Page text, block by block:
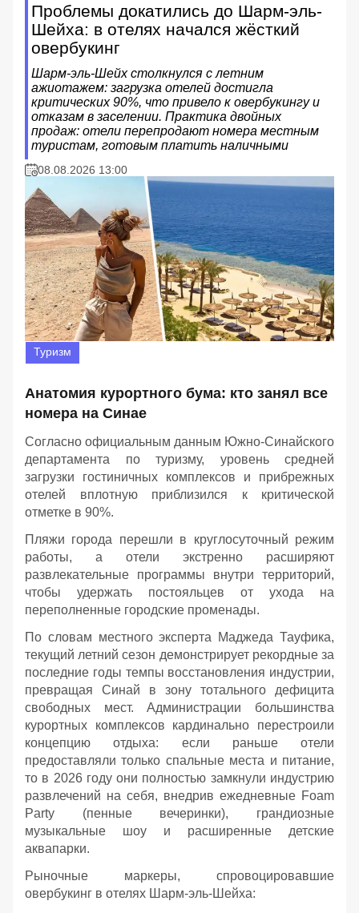
Проблемы докатились до Шарм-эль-
Шейха: в отелях начался жёсткий
овербукинг
Шарм-эль-Шейх столкнулся с летним
ажиотажем: загрузка отелей достигла
критических 90%, что привело к овербукингу и
отказам в заселении. Практика двойных
продаж: отели перепродают номера местным
туристам, готовым платить наличными
08.08.2026 13:00
Туризм
Анатомия курортного бума: кто занял все
номера на Синае
Согласно официальным данным Южно-Синайского
департамента по туризму, уровень средней
загрузки гостиничных комплексов и прибрежных
отелей вплотную приблизился к критической
отметке в 90%.
Пляжи города перешли в круглосуточный режим
работы, а отели экстренно расширяют
развлекательные программы внутри территорий,
чтобы удержать постояльцев от ухода на
переполненные городские променады.
По словам местного эксперта Маджеда Тауфика,
текущий летний сезон демонстрирует рекордные за
последние годы темпы восстановления индустрии,
превращая Синай в зону тотального дефицита
свободных мест. Администрации большинства
курортных комплексов кардинально перестроили
концепцию отдыха: если раньше отели
предоставляли только спальные места и питание,
то в 2026 году они полностью замкнули индустрию
развлечений на себя, внедрив ежедневные Foam
Party (пенные вечеринки), грандиозные
музыкальные шоу и расширенные детские
аквапарки.
Рыночные маркеры, спровоцировавшие
овербукинг в отелях Шарм-эль-Шейха: